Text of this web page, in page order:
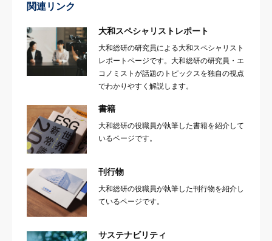
関連リンク
大和スペシャリストレポート
大和総研の研究員による大和スペシャリスト
レポートページです。大和総研の研究員・エ
コノミストが話題のトピックスを独自の視点
でわかりやすく解説します。
書籍
大和総研の役職員が執筆した書籍を紹介して
いるページです。
刊行物
大和総研の役職員が執筆した刊行物を紹介し
ているページです。
サステナビリティ